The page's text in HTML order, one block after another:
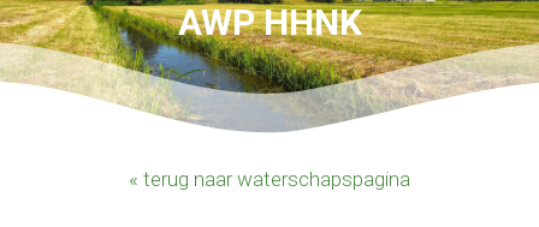
AWP HHNK
« terug naar waterschapspagina